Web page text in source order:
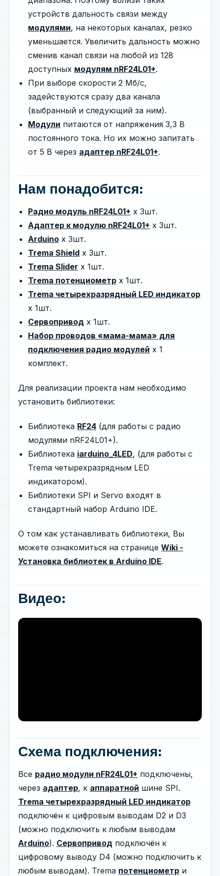
устройств дальность связи между
модулями, на некоторых каналах, резко
уменьшается. Увеличить дальность можно
сменив канал связи на любой из 128
доступных модулям nRF24L01+.
При выборе скорости 2 Мб/с,
задействуются сразу два канала
(выбранный и следующий за ним).
Модули питаются от напряжения 3,3 В
постоянного тока. Но их можно запитать
от 5 В через адаптер nRF24L01+.
Нам понадобится:
Радио модуль nRF24L01+ х 3шт.
Адаптер к модулю nRF24L01+ х 3шт.
Arduino х 3шт.
Trema Shield х 3шт.
Trema Slider х 1шт.
Trema потенциометр х 1шт.
Trema четырехразрядный LED индикатор
х 1шт.
Сервопривод x 1шт.
Набор проводов «мама-мама» для
подключения радио модулей х 1
комплект.
Для реализации проекта нам необходимо
установить библиотеки:
Библиотека RF24 (для работы с радио
модулями nRF24L01+).
Библиотека iarduino_4LED, (для работы с
Trema четырехразрядным LED
индикатором).
Библиотеки SPI и Servo входят в
стандартный набор Arduino IDE.
О том как устанавливать библиотеки, Вы
можете ознакомиться на странице Wiki -
Установка библиотек в Arduino IDE.
Видео:
Схема подключения:
Все радио модули nFR24L01+ подключены,
через адаптер, к аппаратной шине SPI.
Trema четырехразрядный LED индикатор
подключён к цифровым выводам D2 и D3
(можно подключить к любым выводам
Arduino). Сервопривод подключён к
цифровому выводу D4 (можно подключить к
любым выводам). Trema потенциометр и